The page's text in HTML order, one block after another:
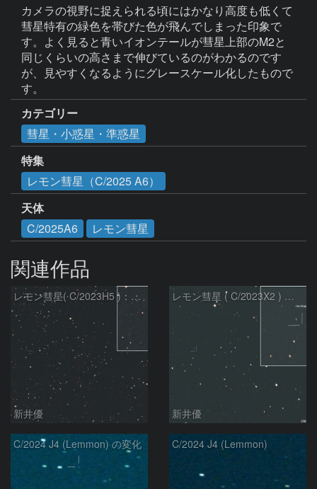
カメラの視野に捉えられる頃にはかなり高度も低くて
彗星特有の緑色を帯びた色が飛んでしまった印象で
す。よく見ると青いイオンテールが彗星上部のM2と
同じくらいの高さまで伸びているのがわかるのです
が、見やすくなるようにグレースケール化したもので
す。
カテゴリー
彗星・小惑星・準惑星
特集
レモン彗星（C/2025 A6）
天体
C/2025A6
レモン彗星
関連作品
レモン彗星( C/2023H5 )：2026/05/20
新井優
レモン彗星 ( C/2023X2 ) の予報位置：2026/05/29
新井優
C/2024 J4 (Lemmon) の変化 C/2024 J4 (Lemmon)